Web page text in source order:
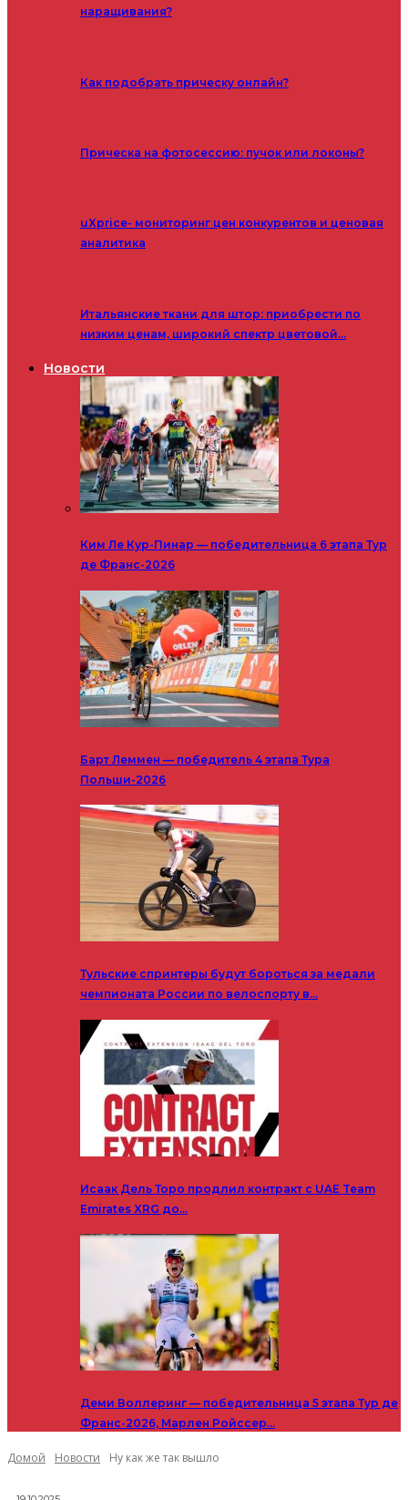
наращивания?
Как подобрать прическу онлайн?
Прическа на фотосессию: пучок или локоны?
uXprice- мониторинг цен конкурентов и ценовая
аналитика
Итальянские ткани для штор: приобрести по
низким ценам, широкий спектр цветовой…
Новости
Ким Ле Кур-Пинар — победительница 6 этапа Тур
де Франс-2026
Барт Леммен — победитель 4 этапа Тура
Польши-2026
Тульские спринтеры будут бороться за медали
чемпионата России по велоспорту в…
Исаак Дель Торо продлил контракт с UAE Team
Emirates XRG до…
Деми Воллеринг — победительница 5 этапа Тур де
Франс-2026, Марлен Ройссер…
Домой Новости Ну как же так вышло